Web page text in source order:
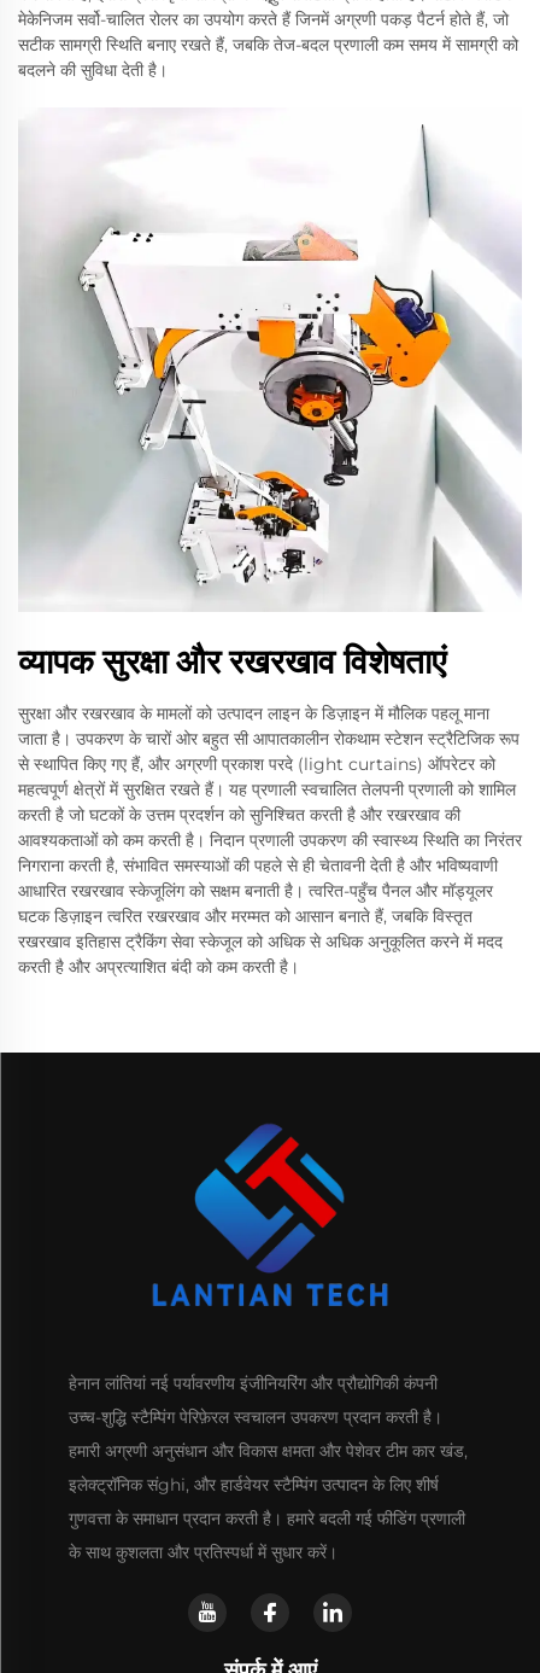
मेकेनिजम सर्वो-चालित रोलर का उपयोग करते हैं जिनमें अग्रणी पकड़ पैटर्न होते हैं, जो
सटीक सामग्री स्थिति बनाए रखते हैं, जबकि तेज-बदल प्रणाली कम समय में सामग्री को
बदलने की सुविधा देती है।
व्यापक सुरक्षा और रखरखाव विशेषताएं
सुरक्षा और रखरखाव के मामलों को उत्पादन लाइन के डिज़ाइन में मौलिक पहलू माना
जाता है। उपकरण के चारों ओर बहुत सी आपातकालीन रोकथाम स्टेशन स्ट्रैटिजिक रूप
से स्थापित किए गए हैं, और अग्रणी प्रकाश परदे (light curtains) ऑपरेटर को
महत्वपूर्ण क्षेत्रों में सुरक्षित रखते हैं। यह प्रणाली स्वचालित तेलपनी प्रणाली को शामिल
करती है जो घटकों के उत्तम प्रदर्शन को सुनिश्चित करती है और रखरखाव की
आवश्यकताओं को कम करती है। निदान प्रणाली उपकरण की स्वास्थ्य स्थिति का निरंतर
निगराना करती है, संभावित समस्याओं की पहले से ही चेतावनी देती है और भविष्यवाणी
आधारित रखरखाव स्केजूलिंग को सक्षम बनाती है। त्वरित-पहुँच पैनल और मॉड्यूलर
घटक डिज़ाइन त्वरित रखरखाव और मरम्मत को आसान बनाते हैं, जबकि विस्तृत
रखरखाव इतिहास ट्रैकिंग सेवा स्केजूल को अधिक से अधिक अनुकूलित करने में मदद
करती है और अप्रत्याशित बंदी को कम करती है।
हेनान लांतियां नई पर्यावरणीय इंजीनियरिंग और प्रौद्योगिकी कंपनी
उच्च-शुद्धि स्टैम्पिंग पेरिफ़ेरल स्वचालन उपकरण प्रदान करती है।
हमारी अग्रणी अनुसंधान और विकास क्षमता और पेशेवर टीम कार खंड,
इलेक्ट्रॉनिक संghi, और हार्डवेयर स्टैम्पिंग उत्पादन के लिए शीर्ष
गुणवत्ता के समाधान प्रदान करती है। हमारे बदली गई फीडिंग प्रणाली
के साथ कुशलता और प्रतिस्पर्धा में सुधार करें।